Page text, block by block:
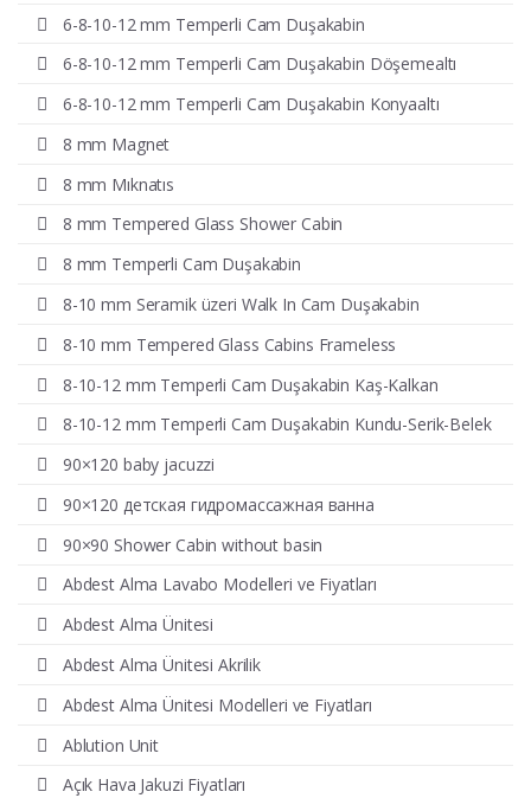
6-8-10-12 mm Temperli Cam Duşakabin
6-8-10-12 mm Temperli Cam Duşakabin Döşemealtı
6-8-10-12 mm Temperli Cam Duşakabin Konyaaltı
8 mm Magnet
8 mm Mıknatıs
8 mm Tempered Glass Shower Cabin
8 mm Temperli Cam Duşakabin
8-10 mm Seramik üzeri Walk In Cam Duşakabin
8-10 mm Tempered Glass Cabins Frameless
8-10-12 mm Temperli Cam Duşakabin Kaş-Kalkan
8-10-12 mm Temperli Cam Duşakabin Kundu-Serik-Belek
90×120 baby jacuzzi
90×120 детская гидромассажная ванна
90×90 Shower Cabin without basin
Abdest Alma Lavabo Modelleri ve Fiyatları
Abdest Alma Ünitesi
Abdest Alma Ünitesi Akrilik
Abdest Alma Ünitesi Modelleri ve Fiyatları
Ablution Unit
Açık Hava Jakuzi Fiyatları